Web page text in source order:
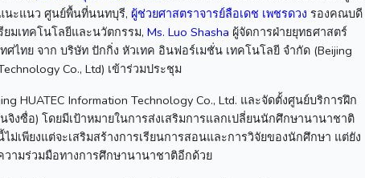
นะแนว ศูนย์พื้นที่นนทบุรี, ผู้ช่วยศาสตราจารย์ลือเดช เพชรดวง รองคณบดี
มเทคโนโลยีและนวัตกรรม, Ms. Luo Shasha ผู้จัดการฝ่ายยุทธศาสตร์
ศไทย จาก บริษัท ปักกิ่ง หัวเทค อินฟอร์เมชั่น เทคโนโลยี จำกัด (Beijing
Co., Ltd) เข้าร่วมประชุม
HUATEC Information Technology Co., Ltd. และจัดตั้งศูนย์บริการฝึก
จิงซื่อ) โดยมีเป้าหมายในการส่งเสริมการแลกเปลี่ยนนักศึกษานานาชาติ
เพียงแต่จะเสริมสร้างการเรียนการสอนและการวิจัยของนักศึกษา แต่ยัง
ามร่วมมือทางการศึกษานานาชาติอีกด้วย